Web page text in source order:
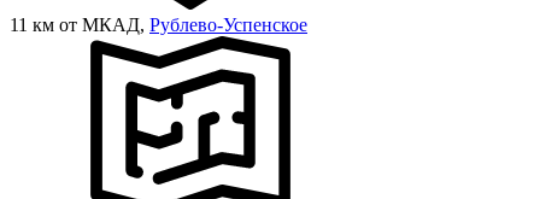
11 км от МКАД, Рублево-Успенское